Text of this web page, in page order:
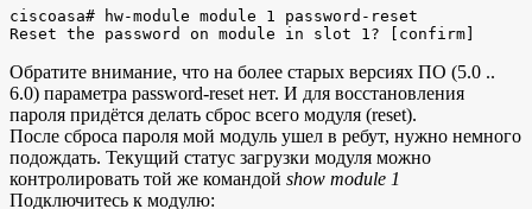
ciscoasa# hw-module module 1 password-reset
Обратите внимание, что на более старых версиях ПО (5.0 ..
6.0) параметра password-reset нет. И для восстановления
пароля придётся делать сброс всего модуля (reset).
После сброса пароля мой модуль ушел в ребут, нужно немного
подождать. Текущий статус загрузки модуля можно
контролировать той же командой show module 1
Подключитесь к модулю: